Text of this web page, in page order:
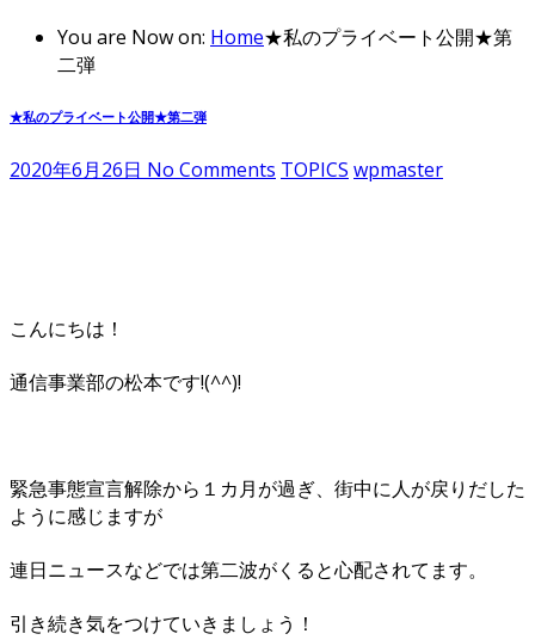
You are Now on: Home★私のプライベート公開★第
二弾
★私のプライベート公開★第二弾
2020年6月26日 No Comments TOPICS wpmaster
こんにちは！
通信事業部の松本です!(^^)!
緊急事態宣言解除から１カ月が過ぎ、街中に人が戻りだした
ように感じますが
連日ニュースなどでは第二波がくると心配されてます。
引き続き気をつけていきましょう！